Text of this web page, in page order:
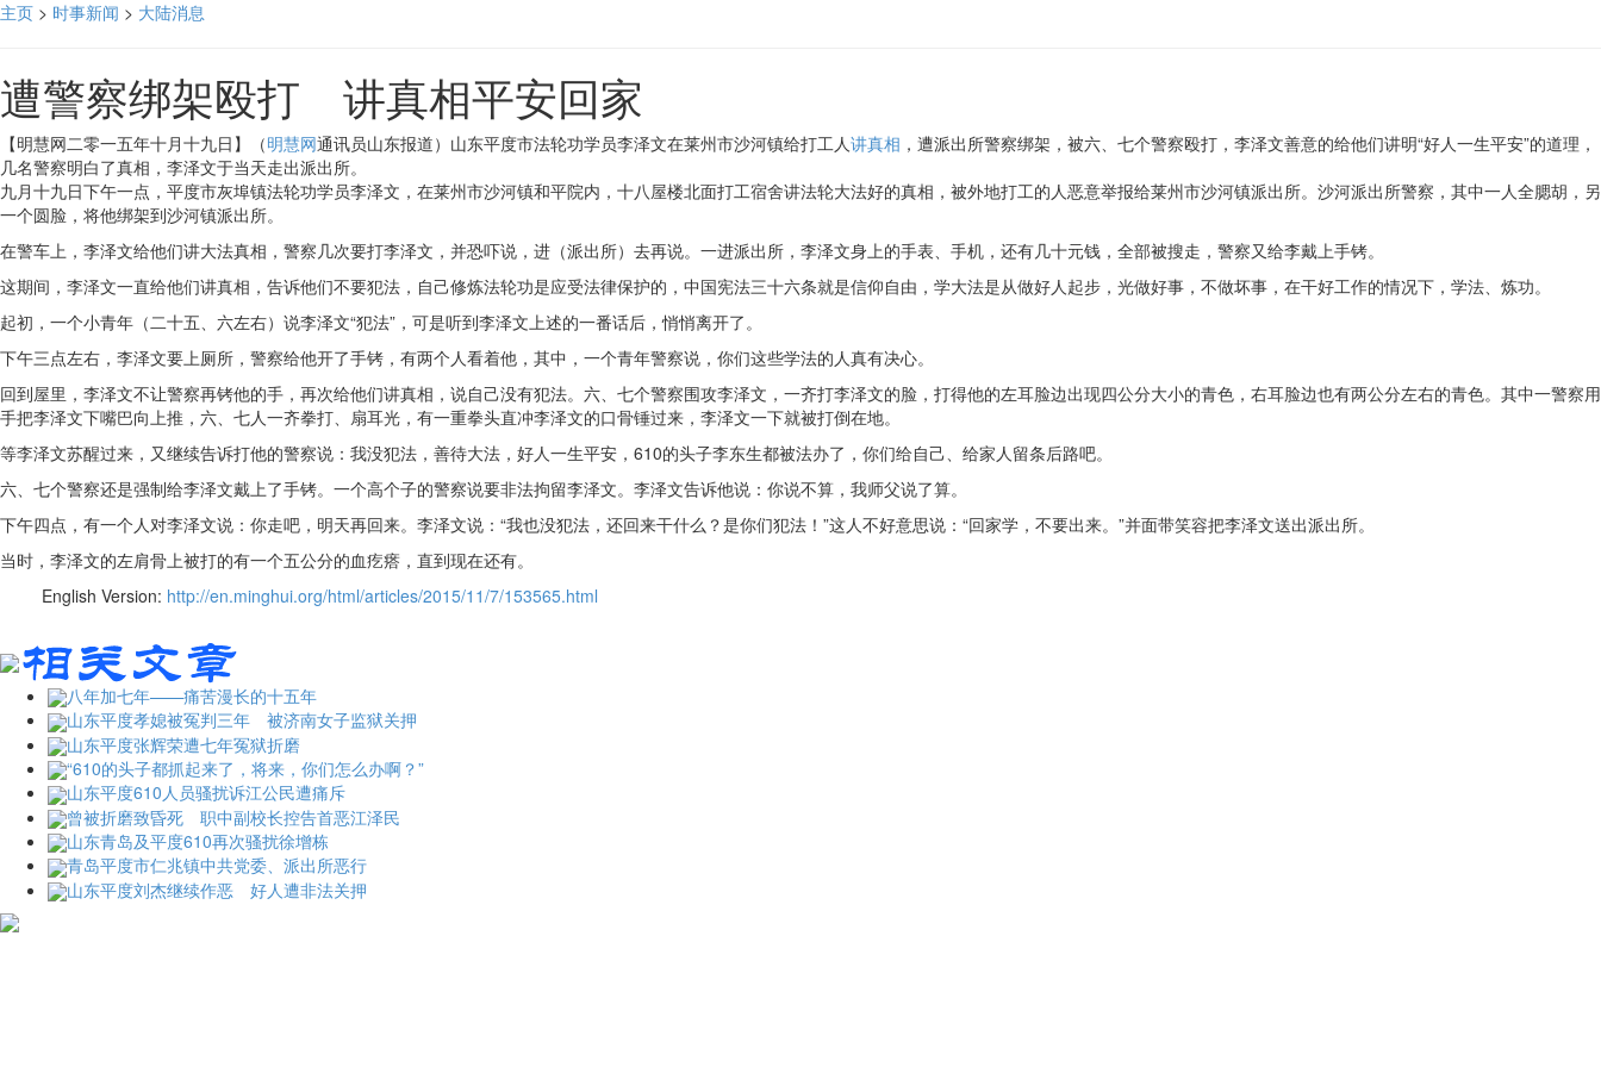
主页 > 时事新闻 > 大陆消息
遭警察绑架殴打 讲真相平安回家
【明慧网二零一五年十月十九日】（明慧网通讯员山东报道）山东平度市法轮功学员李泽文在莱州市沙河镇给打工人讲真相 ，遭派出所警察绑架，被六、七个警察殴打，李泽文善意的给他们讲明“好人一生平安”的道理，
几名警察明白了真相，李泽文于当天走出派出所。
九月十九日下午一点，平度市灰埠镇法轮功学员李泽文，在莱州市沙河镇和平院内，十八屋楼北面打工宿舍讲法轮大法好的真相，被外地打工的人恶意举报给莱州市沙河镇派出所。沙河派出所警察，其中一人全腮胡，另
一个圆脸，将他绑架到沙河镇派出所。
在警车上，李泽文给他们讲大法真相，警察几次要打李泽文，并恐吓说，进（派出所）去再说。一进派出所，李泽文身上的手表、手机，还有几十元钱，全部被搜走，警察又给李戴上手铐。
这期间，李泽文一直给他们讲真相，告诉他们不要犯法，自己修炼法轮功是应受法律保护的，中国宪法三十六条就是信仰自由，学大法是从做好人起步，光做好事，不做坏事，在干好工作的情况下，学法、炼功。
起初，一个小青年（二十五、六左右）说李泽文“犯法”，可是听到李泽文上述的一番话后，悄悄离开了。
下午三点左右，李泽文要上厕所，警察给他开了手铐，有两个人看着他，其中，一个青年警察说，你们这些学法的人真有决心。
回到屋里，李泽文不让警察再铐他的手，再次给他们讲真相，说自己没有犯法。六、七个警察围攻李泽文，一齐打李泽文的脸，打得他的左耳脸边出现四公分大小的青色，右耳脸边也有两公分左右的青色。其中一警察用
手把李泽文下嘴巴向上推，六、七人一齐拳打、扇耳光，有一重拳头直冲李泽文的口骨锤过来，李泽文一下就被打倒在地。
等李泽文苏醒过来，又继续告诉打他的警察说：我没犯法，善待大法，好人一生平安，610的头子李东生都被法办了，你们给自己、给家人留条后路吧。
六、七个警察还是强制给李泽文戴上了手铐。一个高个子的警察说要非法拘留李泽文。李泽文告诉他说：你说不算，我师父说了算。
下午四点，有一个人对李泽文说：你走吧，明天再回来。李泽文说：“我也没犯法，还回来干什么？是你们犯法！”这人不好意思说：“回家学，不要出来。”并面带笑容把李泽文送出派出所。
当时，李泽文的左肩骨上被打的有一个五公分的血疙瘩，直到现在还有。
English Version: http://en.minghui.org/html/articles/2015/11/7/153565.html
八年加七年——痛苦漫长的十五年
山东平度孝媳被冤判三年 被济南女子监狱关押
山东平度张辉荣遭七年冤狱折磨
“610的头子都抓起来了，将来，你们怎么办啊？”
山东平度610人员骚扰诉江公民遭痛斥
曾被折磨致昏死 职中副校长控告首恶江泽民
山东青岛及平度610再次骚扰徐增栋
青岛平度市仁兆镇中共党委、派出所恶行
山东平度刘杰继续作恶 好人遭非法关押